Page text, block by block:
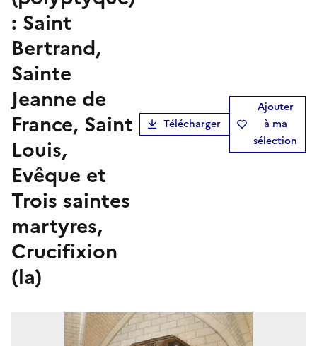
: Saint
Bertrand,
Sainte
Jeanne de
France, Saint
Louis,
Evêque et
Trois saintes
martyres,
Crucifixion
(la)
Télécharger
Ajouter
à ma
sélection